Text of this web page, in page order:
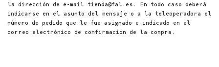
la dirección de e-mail tienda@fal.es. En todo caso deberá
indicarse en el asunto del mensaje o a la teleoperadora el
número de pedido que le fue asignado e indicado en el
correo electrónico de confirmación de la compra.